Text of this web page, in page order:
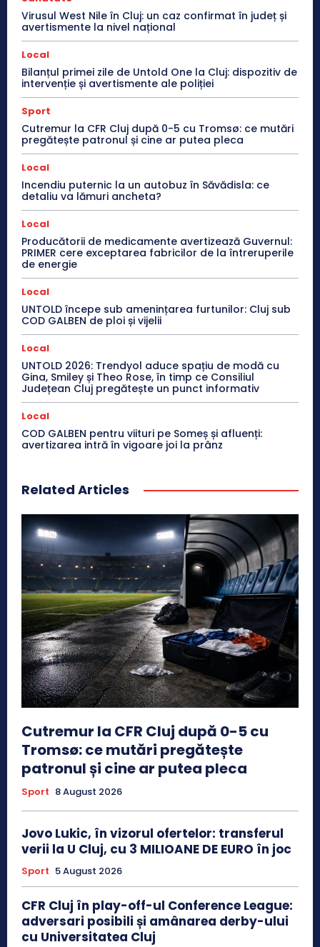
Virusul West Nile în Cluj: un caz confirmat în județ și
avertismente la nivel național
Local
Bilanțul primei zile de Untold One la Cluj: dispozitiv de
intervenție și avertismente ale poliției
Sport
Cutremur la CFR Cluj după 0-5 cu Tromsø: ce mutări
pregătește patronul și cine ar putea pleca
Local
Incendiu puternic la un autobuz în Săvădisla: ce
detaliu va lămuri ancheta?
Local
Producătorii de medicamente avertizează Guvernul:
PRIMER cere exceptarea fabricilor de la întreruperile
de energie
Local
UNTOLD începe sub amenințarea furtunilor: Cluj sub
COD GALBEN de ploi și vijelii
Local
UNTOLD 2026: Trendyol aduce spațiu de modă cu
Gina, Smiley și Theo Rose, în timp ce Consiliul
Județean Cluj pregătește un punct informativ
Local
COD GALBEN pentru viituri pe Someș și afluenți:
avertizarea intră în vigoare joi la prânz
Related Articles
Cutremur la CFR Cluj după 0-5 cu
Tromsø: ce mutări pregătește
patronul și cine ar putea pleca
Sport 8 August 2026
Jovo Lukic, în vizorul ofertelor: transferul
verii la U Cluj, cu 3 MILIOANE DE EURO în joc
Sport 5 August 2026
CFR Cluj în play-off-ul Conference League:
adversari posibili și amânarea derby-ului
cu Universitatea Cluj